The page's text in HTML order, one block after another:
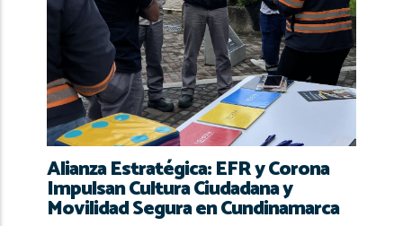
Alianza Estratégica: EFR y Corona
Impulsan Cultura Ciudadana y
Movilidad Segura en Cundinamarca